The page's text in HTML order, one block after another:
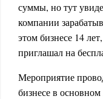
суммы, но тут
компании
этом бизнесе 14
приглашал на
Мероприятие
бизнесе в